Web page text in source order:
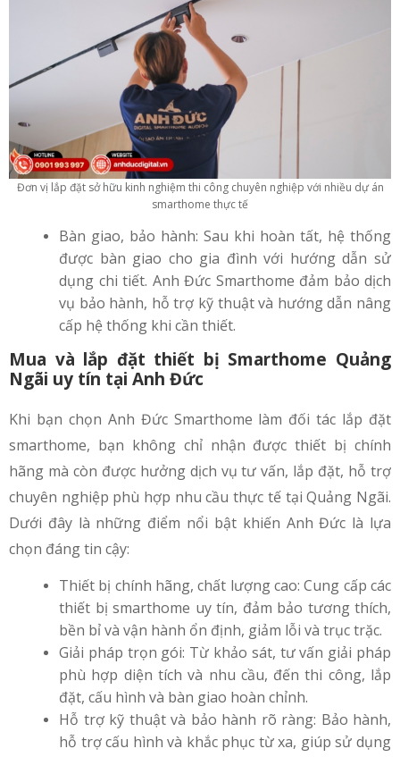
Đơn vị lắp đặt sở hữu kinh nghiệm thi công chuyên nghiệp với nhiều dự án
smarthome thực tế
Bàn giao, bảo hành: Sau khi hoàn tất, hệ thống
được bàn giao cho gia đình với hướng dẫn sử
dụng chi tiết. Anh Đức Smarthome đảm bảo dịch
vụ bảo hành, hỗ trợ kỹ thuật và hướng dẫn nâng
cấp hệ thống khi cần thiết.
Mua và lắp đặt thiết bị Smarthome Quảng
Ngãi uy tín tại Anh Đức
Khi bạn chọn Anh Đức Smarthome làm đối tác lắp đặt
smarthome, bạn không chỉ nhận được thiết bị chính
hãng mà còn được hưởng dịch vụ tư vấn, lắp đặt, hỗ trợ
chuyên nghiệp phù hợp nhu cầu thực tế tại Quảng Ngãi.
Dưới đây là những điểm nổi bật khiến Anh Đức là lựa
chọn đáng tin cậy:
Thiết bị chính hãng, chất lượng cao: Cung cấp các
thiết bị smarthome uy tín, đảm bảo tương thích,
bền bỉ và vận hành ổn định, giảm lỗi và trục trặc.
Giải pháp trọn gói: Từ khảo sát, tư vấn giải pháp
phù hợp diện tích và nhu cầu, đến thi công, lắp
đặt, cấu hình và bàn giao hoàn chỉnh.
Hỗ trợ kỹ thuật và bảo hành rõ ràng: Bảo hành,
hỗ trợ cấu hình và khắc phục từ xa, giúp sử dụng